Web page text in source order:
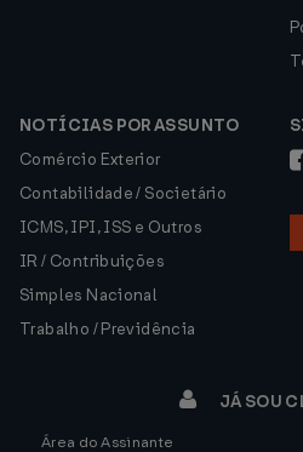
NOTÍCIAS POR ASSUNTO
Comércio Exterior
Contabilidade / Societário
ICMS, IPI, ISS e Outros
IR / Contribuições
Simples Nacional
Trabalho / Previdência
JÁ SOU
Área do Assinante